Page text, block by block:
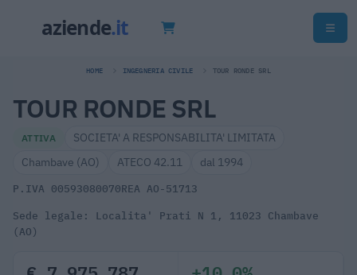
HOME INGEGNERIA CIVILE TOUR RONDE SRL
TOUR RONDE SRL
ATTIVA
SOCIETA' A RESPONSABILITA' LIMITATA
Chambave (AO)
ATECO 42.11 dal 1994
P.IVA 00593080070REA AO-51713
Sede legale: Localita' Prati N 1, 11023 Chambave
(AO)